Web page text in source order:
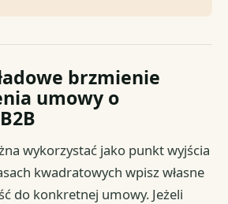
brzmienie
umowy o
wykorzystać jako punkt wyjścia
kwadratowych wpisz własne
do konkretnej umowy. Jeżeli